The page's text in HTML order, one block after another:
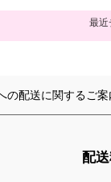
最近
の配送に関するご
配